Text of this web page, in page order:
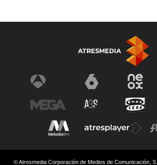
© Atresmedia Corporación de Medios de Comunicación,